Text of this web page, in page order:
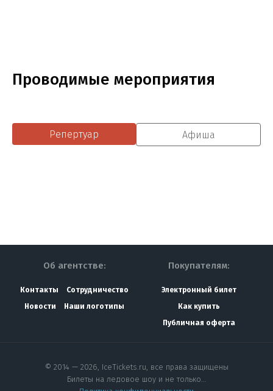
Проводимые мероприятия
Репертуар Афиша
Об агентстве:
Контакты
Сотрудничество
Новости
Наши логотипы
Покупателям:
Электронный билет
Как купить
Публичная оферта
© 2014 — 2026, IceTickets.ru, все права защищены
Билеты на ледовое шоу и не только…